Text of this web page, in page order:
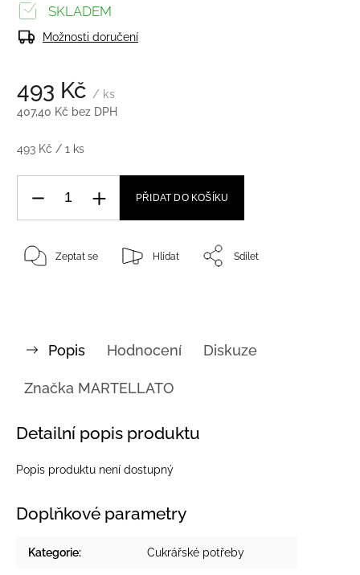
493 Kč / ks
407,40 Kč bez DPH
493 Kč / 1 ks
SKLADEM
Možnosti doručení
PŘIDAT DO KOŠÍKU
Zeptat se Hlídat Sdílet
Popis Hodnocení Diskuze
Značka MARTELLATO
Detailní popis produktu
Popis produktu není dostupný
Doplňkové parametry
Kategorie: Cukrářské potřeby